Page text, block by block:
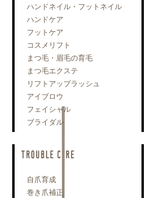
ハンドネイル・フットネイル
ハンドケア
フットケア
コスメリフト
まつ毛・眉毛の育毛
まつ毛エクステ
リフトアップラッシュ
アイブロウ
フェイシャル
ブライダル
TROUBLE CARE
自爪育成
巻き爪補正